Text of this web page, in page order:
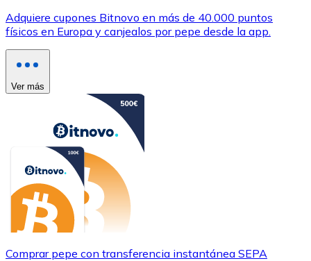
Adquiere cupones Bitnovo en más de 40.000 puntos
físicos en Europa y canjealos por pepe desde la app.
Ver más
Comprar pepe con transferencia instantánea SEPA